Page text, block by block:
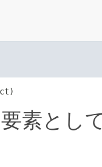
素とし